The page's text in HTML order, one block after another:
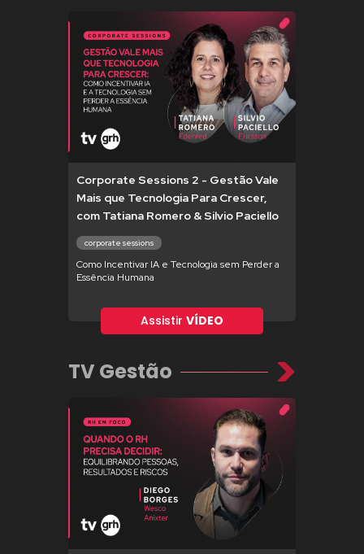
Corporate Sessions 2 - Gestão Vale
Mais que Tecnologia Para Crescer,
com Tatiana Romero & Silvio Paciello
corporate sessions
Como Incentivar IA e Tecnologia sem Perder a
Essência Humana
Assistir VÍDEO
TV Gestão